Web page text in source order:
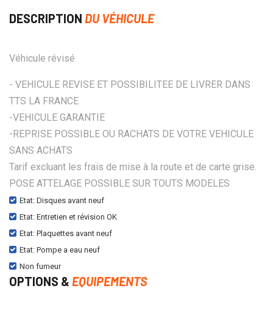
DESCRIPTION DU VÉHICULE
Véhicule révisé
- VEHICULE REVISE ET POSSIBILITEE DE LIVRER DANS
TTS LA FRANCE
-VEHICULE GARANTIE
-REPRISE POSSIBLE OU RACHATS DE VOTRE VEHICULE
SANS ACHATS
Tarif excluant les frais de mise à la route et de carte grise.
POSE ATTELAGE POSSIBLE SUR TOUTS MODELES
Etat: Disques avant neuf
Etat: Entretien et révision OK
Etat: Plaquettes avant neuf
Etat: Pompe a eau neuf
Non fumeur
OPTIONS & EQUIPEMENTS